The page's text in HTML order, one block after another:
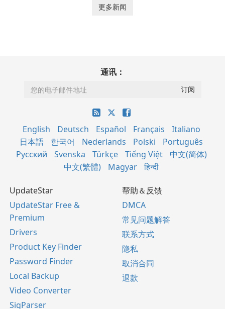
更多新闻
通讯：
English Deutsch Español Français
Italiano
日本語
한국어 Nederlands Polski
Português
Русский
Svenska Türkçe Tiếng Việt
中文(简体)
中文(繁體)
Magyar हिन्दी
UpdateStar
UpdateStar Free &
Premium
Drivers
Product Key Finder
Password Finder
Local Backup
Video Converter
SigParser
帮助＆反馈
DMCA
常见问题解答
联系方式
隐私
取消合同
退款